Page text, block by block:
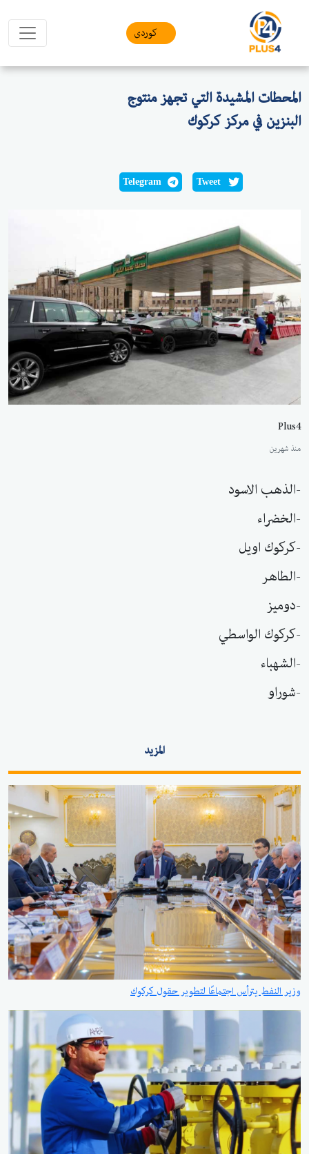
کوردی
المحطات المشيدة التي تجهز منتوج
البنزين في مركز كركوك
Tweet
Telegram
Plus4
منذ شهرين
-الذهب الاسود
-الخضراء
-كركوك اويل
-الطاهر
-دوميز
-كركوك الواسطي
-الشهباء
-شوراو
المزيد
وزير النفط يترأس اجتماعًا لتطوير حقول كركوك